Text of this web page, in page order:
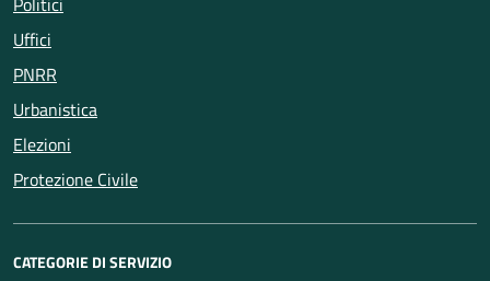
Uffici
PNRR
Urbanistica
Elezioni
Protezione Civile
CATEGORIE DI SERVIZIO